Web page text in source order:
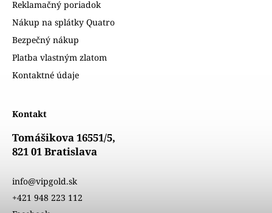
Reklamačný poriadok
Nákup na splátky Quatro
Bezpečný nákup
Platba vlastným zlatom
Kontaktné údaje
Kontakt
Tomášikova 16551/5,
821 01 Bratislava
info@vipgold.sk
+421 948 223 112